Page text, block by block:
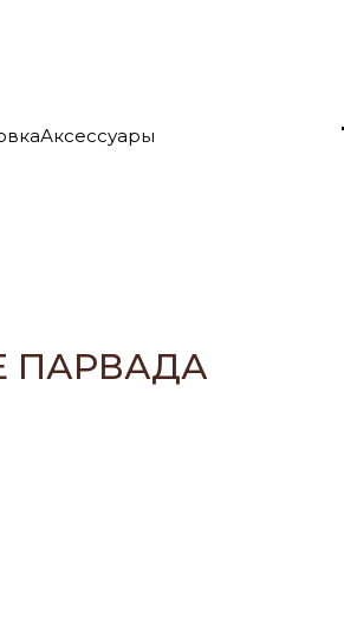
Аксессуары
ПАРВАДА